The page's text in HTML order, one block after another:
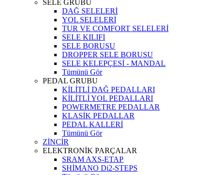
SELE GRUBU
DAĞ SELELERİ
YOL SELELERİ
TUR VE COMFORT SELELERİ
SELE KILIFI
SELE BORUSU
DROPPER SELE BORUSU
SELE KELEPÇESİ - MANDAL
Tümünü Gör
PEDAL GRUBU
KİLİTLİ DAĞ PEDALLARI
KİLİTLİ YOL PEDALLARI
POWERMETRE PEDALLAR
KLASİK PEDALLAR
PEDAL KALLERİ
Tümünü Gör
ZİNCİR
ELEKTRONİK PARÇALAR
SRAM AXS-ETAP
SHİMANO Di2-STEPS